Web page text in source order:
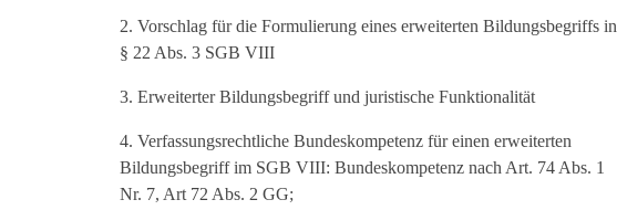
Vorschlag für die Formulierung eines erweiterten Bildungsbegriffs in
§ 22 Abs. 3 SGB VIII
Erweiterter Bildungsbegriff und juristische Funktionalität
Verfassungsrechtliche Bundeskompetenz für einen erweiterten
Bildungsbegriff im SGB VIII: Bundeskompetenz nach Art. 74 Abs. 1
Nr. 7, Art 72 Abs. 2 GG;